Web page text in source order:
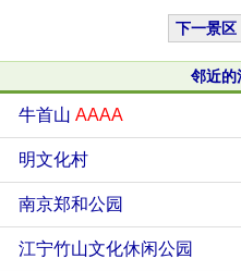
下一景区
邻近的
牛首山 AAAA
明文化村
南京郑和公园
江宁竹山文化休闲公园